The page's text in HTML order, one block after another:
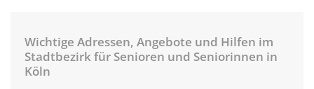
Wichtige Adressen, Angebote und Hilfen im
Stadtbezirk für Senioren und Seniorinnen in
Köln